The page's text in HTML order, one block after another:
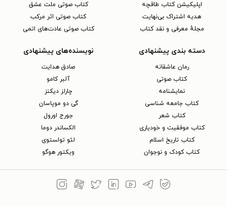
اپلیکیشن کتاب طاقچه
هدیه اشتراک بی‌نهایت
مجلهٔ معرفی و نقد کتاب
کتاب صوتی ملت عشق
کتاب صوتی اثر مرکب
کتاب صوتی عادت‌های اتمی
دسته بندی پیشنهادی
رمان عاشقانه
کتاب‌ صوتی
نمایشنامه
کتاب جامعه شناسی
کتاب شعر
کتاب موفقیت و خودیاری
کتاب تاریخ اسلام
کتاب کودک و نوجوان
نویسنده‌های پیشنهادی
صادق هدایت
آلبر کامو
چارلز دیکنز
گی دو موپاسان
جورج اورول
الکساندر دوما
لئو تولستوی
ویکتور هوگو